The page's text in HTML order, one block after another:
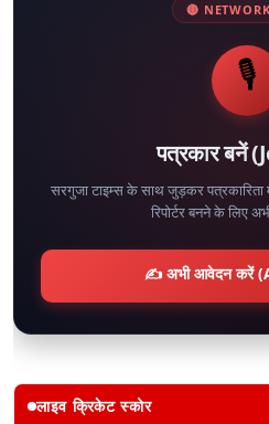
🔴
🎙️
पत्रकार बनें
सरगुजा टाइम्स के साथ जुड़कर पत्रकारिता में
रिपोर्टर बनने के लिए
✍️ अभी आवेदन करें
लाइव क्रिकेट स्कोर